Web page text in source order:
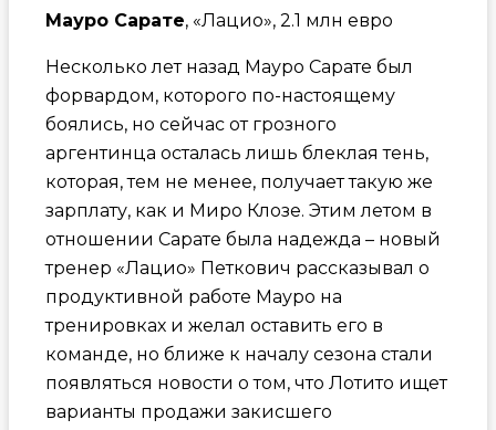
Мауро Сарате, «Лацио», 2.1 млн евро
Несколько лет назад Мауро Сарате был
форвардом, которого по-настоящему
боялись, но сейчас от грозного
аргентинца осталась лишь блеклая тень,
которая, тем не менее, получает такую же
зарплату, как и Миро Клозе. Этим летом в
отношении Сарате была надежда – новый
тренер «Лацио» Петкович рассказывал о
продуктивной работе Мауро на
тренировках и желал оставить его в
команде, но ближе к началу сезона стали
появляться новости о том, что Лотито ищет
варианты продажи закисшего